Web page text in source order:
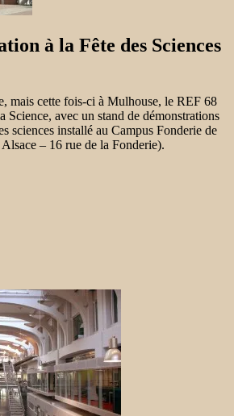
à la Fête des Sciences
mais cette fois-ci à Mulhouse, le REF 68
Science, avec un stand de démonstrations
sciences installé au Campus Fonderie de
– 16 rue de la Fonderie).